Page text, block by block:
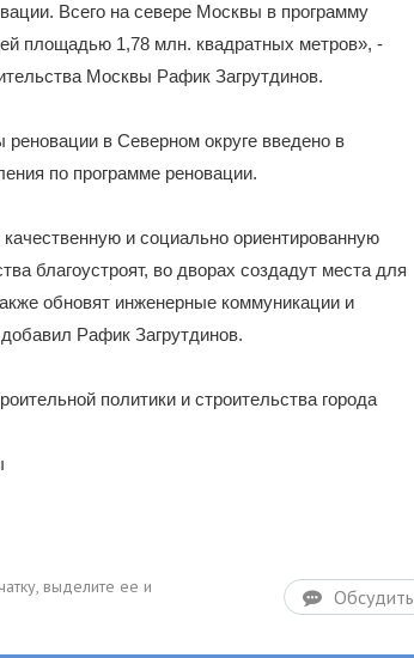
Всего на севере Москвы в программу
площадью 1,78 млн. квадратных метров», -
Москвы Рафик Загрутдинов.
в Северном округе введено в
по программе реновации.
и социально ориентированную
благоустроят, во дворах создадут места для
обновят инженерные коммуникации и
Рафик Загрутдинов.
политики и строительства города
Обсудить